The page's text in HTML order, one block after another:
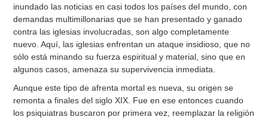
inundado las noticias en casi todos los países del mundo, con
demandas multimillonarias que se han presentado y ganado
contra las iglesias involucradas, son algo completamente
nuevo. Aquí, las iglesias enfrentan un ataque insidioso, que no
sólo está minando su fuerza espiritual y material, sino que en
algunos casos, amenaza su supervivencia inmediata.
Aunque este tipo de afrenta mortal es nueva, su origen se
remonta a finales del siglo XIX. Fue en ese entonces cuando
los psiquiatras buscaron por primera vez, reemplazar la religión